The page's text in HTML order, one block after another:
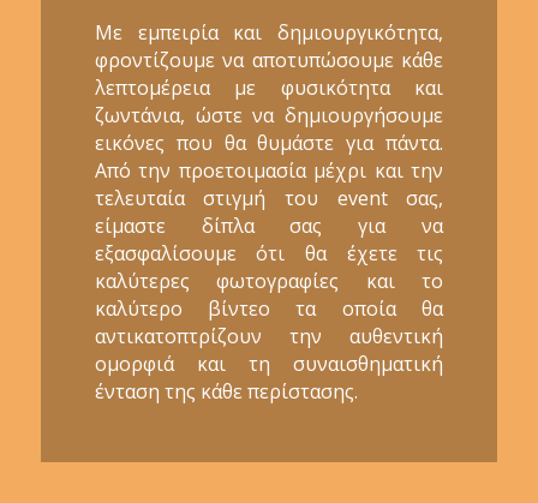
Με εμπειρία και δημιουργικότητα,
φροντίζουμε να αποτυπώσουμε κάθε
λεπτομέρεια με φυσικότητα και
ζωντάνια, ώστε να δημιουργήσουμε
εικόνες που θα θυμάστε για πάντα.
Από την προετοιμασία μέχρι και την
τελευταία στιγμή του event σας,
είμαστε δίπλα σας για να
εξασφαλίσουμε ότι θα έχετε τις
καλύτερες φωτογραφίες και το
καλύτερο βίντεο τα οποία θα
αντικατοπτρίζουν την αυθεντική
ομορφιά και τη συναισθηματική
ένταση της κάθε περίστασης.